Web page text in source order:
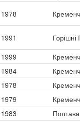
1978
1991
Горішні
1999
1984
1978
1979
1983
Полтава